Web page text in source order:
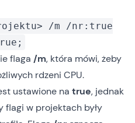
/m /nr:true
flaga /m, która mówi, żeby
rdzeni CPU.
ustawione na true, jednak
flagi w projektach były